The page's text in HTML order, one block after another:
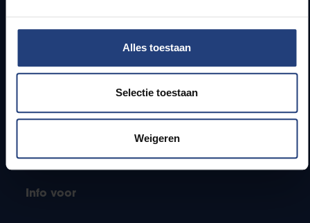
Alles toestaan
Selectie toestaan
Weigeren
Webmail
Bereikbaarheid
Onderzoeksgroepen
Campusfaciliteiten
Info voor